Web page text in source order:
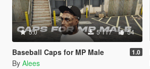
5.0 5 117 54
Baseball Caps for MP Male 1.0
By Alees